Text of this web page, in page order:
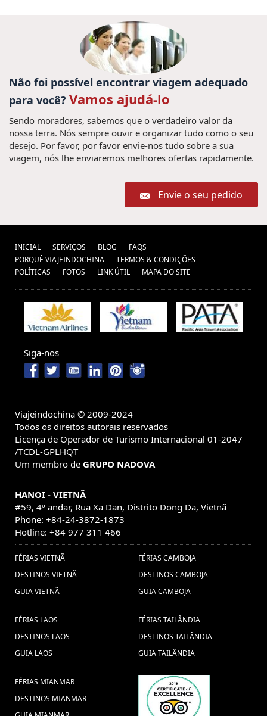
Não foi possível encontrar viagem adequado
para você? Vamos ajudá-lo
Sendo moradores, sabemos que o verdadeiro valor da
nossa terra. Nós sempre ouvir e organizar tudo como o seu
desejo. Por favor, por favor envie-nos tudo sobre a sua
viagem, nós lhe enviaremos melhores ofertas rapidamente.
Envie o seu pedido
INICIAL SERVIÇOS BLOG
FAQS
PORQUÊ VIAJEINDOCHINA
TERMOS & CONDIÇÕES
POLÍTICAS
FOTOS LINK ÚTIL MAPA DO SITE
Siga-nos
Viajeindochina © 2009-2024
Todos os direitos autorais reservados
Licença de Operador de Turismo Internacional 01-2047
/TCDL-GPLHQT
Um membro de GRUPO NADOVA
HANOI - VIETNÃ
#59, 4º andar, Rua Xa Dan, Distrito Dong Da, Vietnã
Phone: +84-24-3872-1873
Hotline: +84 977 311 466
FÉRIAS VIETNÃ
DESTINOS VIETNÃ
GUIA VIETNÃ
FÉRIAS CAMBOJA
DESTINOS CAMBOJA
GUIA CAMBOJA
FÉRIAS LAOS
DESTINOS LAOS
GUIA LAOS
FÉRIAS TAILÂNDIA
DESTINOS TAILÂNDIA
GUIA TAILÂNDIA
FÉRIAS MIANMAR
DESTINOS MIANMAR